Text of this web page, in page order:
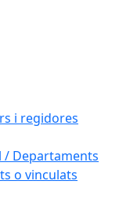
i regidores
/ Departaments
o vinculats